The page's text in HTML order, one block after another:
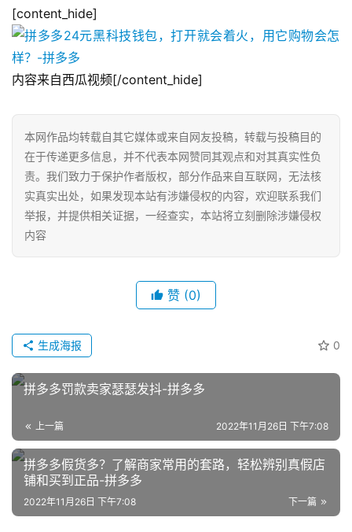
店
营
跨
境
电
[content_hide]
内容来自西瓜视频[/content_hide]
本网作品均转载自其它媒体或来自网友投稿，转载与投稿目的
在于传递更多信息，并不代表本网赞同其观点和对其真实性负
责。我们致力于保护作者版权，部分作品来自互联网，无法核
实真实出处，如果发现本站有涉嫌侵权的内容，欢迎联系我们
举报，并提供相关证据，一经查实，本站将立刻删除涉嫌侵权
内容
赞 (0)
0
生成海报
拼多多罚款卖家瑟瑟发抖-拼多多
上一篇 2022年11月26日 下午7:08
拼多多假货多？了解商家常用的套路，轻松辨别真假店
铺和买到正品-拼多多
下一篇
2022年11月26日 下午7:08